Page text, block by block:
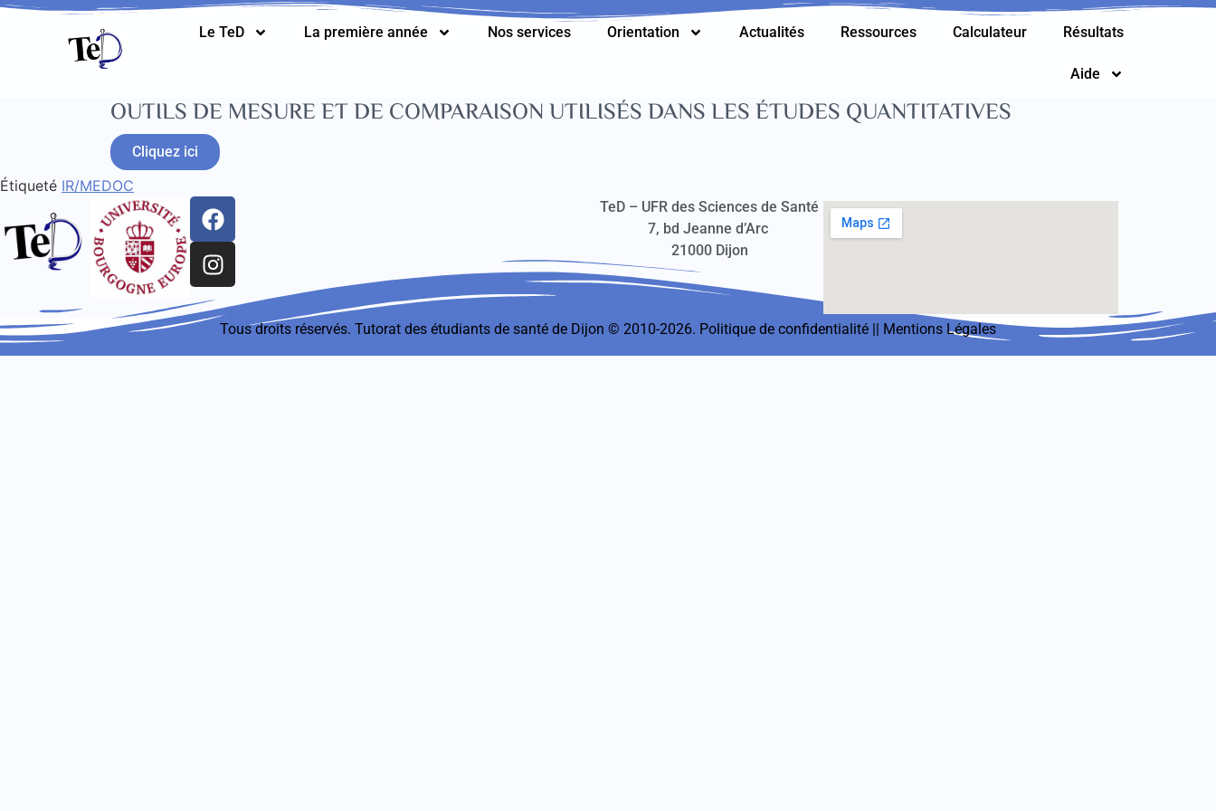
Le TeD La première année Nos services Orientation Actualités Ressources Calculateur Résultats
Aide
OUTILS DE MESURE ET DE COMPARAISON UTILISÉS DANS LES ÉTUDES QUANTITATIVES
Cliquez ici
Étiqueté IR/MEDOC
TeD – UFR des Sciences de Santé
7, bd Jeanne d’Arc
21000 Dijon
Tous droits réservés. Tutorat des étudiants de santé de Dijon © 2010-2026. Politique de confidentialité || Mentions Légales